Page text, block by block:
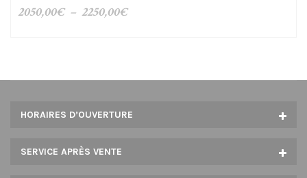
2050,00€ – 2250,00€Plage
à
SERVICE APRÈS VENTE
HORAIRES D’OUVERTURE